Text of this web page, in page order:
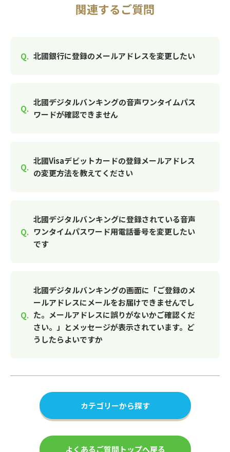
関連するご質問
北國銀行に登録のメールアドレスを変更したい
北國デジタルバンキングの音声ワンタイムパス
ワードが確認できません
北國Visaデビットカードの登録メールアドレス
の変更方法を教えてください
北國デジタルバンキングに登録されている音声
ワンタイムパスワード用電話番号を変更したい
です
北國デジタルバンキングの画面に「ご登録のメ
ールアドレスにメールをお届けできませんでし
た。メールアドレスに誤りがないかご確認くだ
さい。」とメッセージが表示されています。ど
うしたらよいですか
カテゴリーから探す
よくあるご質問トップへ戻る